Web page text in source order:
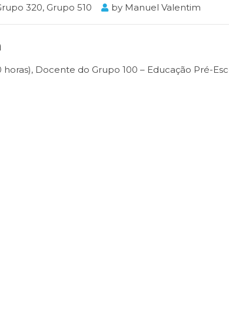
320, Grupo 510 by Manuel Valentim
Docente do Grupo 100 – Educação Pré-